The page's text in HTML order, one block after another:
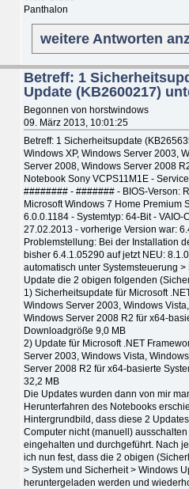
Panthalon
weitere Antworten
Betreff: 1
Update (KB2600217)
Begonnen von horstwindows
09. März 2013, 10:01:25
Betreff: 1 Sicherheitsupdate
Windows XP, Windows Server 2003,
Server 2008, Windows Server 2008
Notebook Sony VCPS11M1E -
######## - ####### - BIOS-Verson:
Microsoft Windows 7 Home Premium
6.0.0.1184 - Systemtyp: 64-Bit -
27.02.2013 - vorherige Version war:
Problemstellung: Bei der Installation
bisher 6.4.1.05290 auf jetzt NEU:
automatisch unter Systemsteuerung
Update die 2 obigen folgenden
1) Sicherheitsupdate für Microsoft
Windows Server 2003, Windows
Windows Server 2008 R2 für x64-
Downloadgröße 9,0 MB
2) Update für Microsoft .NET
Server 2003, Windows Vista,
Server 2008 R2 für x64-basierte
32,2 MB
Die Updates wurden dann von mir
Herunterfahren des Notebooks
Hintergrundbild, dass diese 2
Computer nicht (manuell)
eingehalten und durchgeführt. Nach
ich nun fest, dass die 2 obigen
> System und Sicherheit > Windows
heruntergeladen werden und